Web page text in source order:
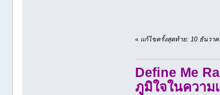
« แก้ไขครั้งสุดท้าย: 10 ธันวาค
Define Me
ภูมิใจในความ